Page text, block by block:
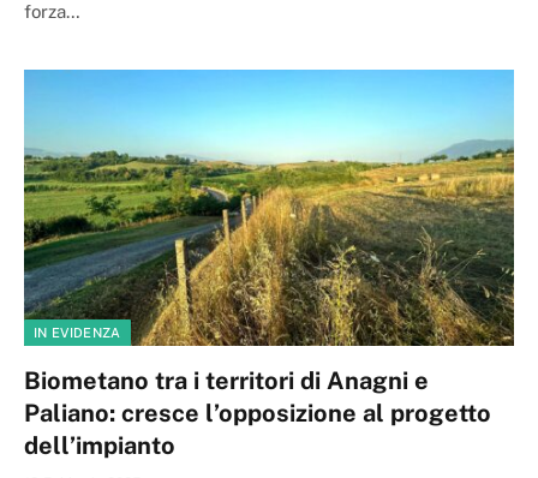
forza…
IN EVIDENZA
Biometano tra i territori di Anagni e
Paliano: cresce l’opposizione al progetto
dell’impianto